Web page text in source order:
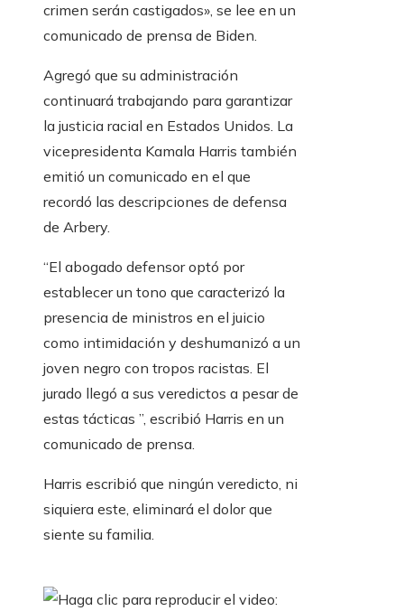
crimen serán castigados», se lee en un
comunicado de prensa de Biden.
Agregó que su administración
continuará trabajando para garantizar
la justicia racial en Estados Unidos. La
vicepresidenta Kamala Harris también
emitió un comunicado en el que
recordó las descripciones de defensa
de Arbery.
“El abogado defensor optó por
establecer un tono que caracterizó la
presencia de ministros en el juicio
como intimidación y deshumanizó a un
joven negro con tropos racistas. El
jurado llegó a sus veredictos a pesar de
estas tácticas ”, escribió Harris en un
comunicado de prensa.
Harris escribió que ningún veredicto, ni
siquiera este, eliminará el dolor que
siente su familia.